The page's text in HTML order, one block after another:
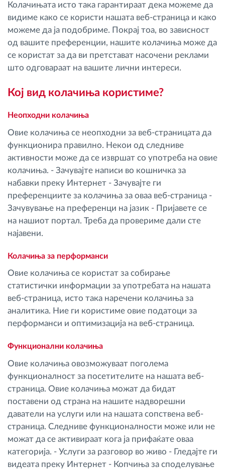
Колачињата исто така гарантираат дека можеме да
видиме како се користи нашата веб-страница и како
можеме да ја подобриме. Покрај тоа, во зависност
од вашите преференции, нашите колачиња може да
се користат за да ви претстават насочени реклами
што одговараат на вашите лични интереси.
Кој вид колачиња користиме?
Неопходни колачиња
Овие колачиња се неопходни за веб-страницата да
функционира правилно. Некои од следниве
активности може да се извршат со употреба на овие
колачиња. - Зачувајте написи во кошничка за
набавки преку Интернет - Зачувајте ги
преференциите за колачиња за оваа веб-страница -
Зачувување на преференци на јазик - Пријавете се
на нашиот портал. Треба да провериме дали сте
најавени.
Колачиња за перформанси
Овие колачиња се користат за собирање
статистички информации за употребата на нашата
веб-страница, исто така наречени колачиња за
аналитика. Ние ги користиме овие податоци за
перформанси и оптимизација на веб-страница.
Функционални колачиња
Овие колачиња овозможуваат поголема
функционалност за посетителите на нашата веб-
страница. Овие колачиња можат да бидат
поставени од страна на нашите надворешни
даватели на услуги или на нашата сопствена веб-
страница. Следниве функционалности може или не
можат да се активираат кога ја прифаќате оваа
категорија. - Услуги за разговор во живо - Гледајте ги
видеата преку Интернет - Копчиња за споделување